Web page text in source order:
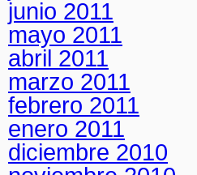
junio 2011
mayo 2011
abril 2011
marzo 2011
febrero 2011
enero 2011
diciembre 2010